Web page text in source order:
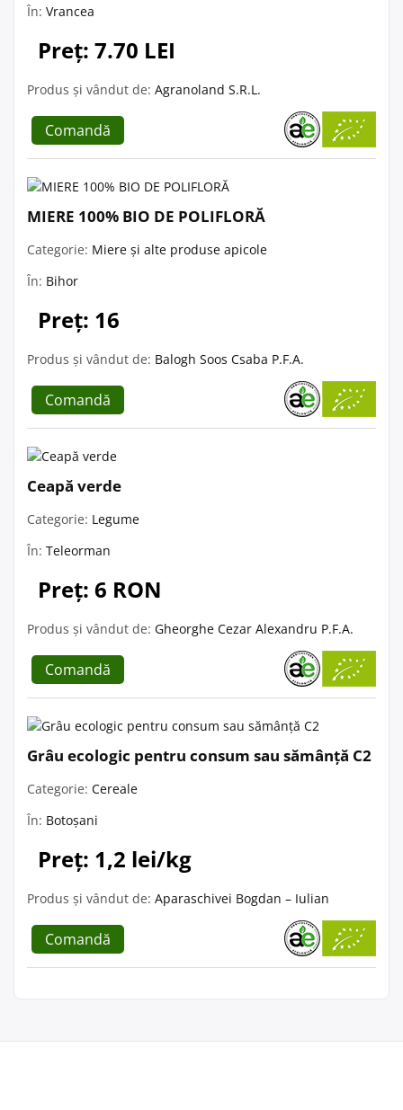
În: Vrancea
Preț: 7.70 LEI
Produs și vândut de: Agranoland S.R.L.
Comandă
MIERE 100% BIO DE POLIFLORĂ
Categorie: Miere și alte produse apicole
În: Bihor
Preț: 16
Produs și vândut de: Balogh Soos Csaba P.F.A.
Comandă
Ceapă verde
Categorie: Legume
În: Teleorman
Preț: 6 RON
Produs și vândut de: Gheorghe Cezar Alexandru P.F.A.
Comandă
Grâu ecologic pentru consum sau sămânță C2
Categorie: Cereale
În: Botoșani
Preț: 1,2 lei/kg
Produs și vândut de: Aparaschivei Bogdan – Iulian
Comandă